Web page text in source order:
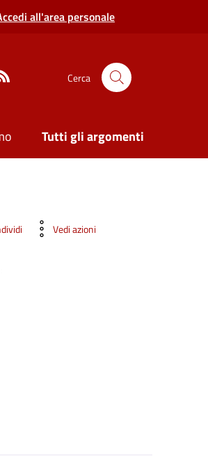
all'area personale
Cerca
Tutti gli argomenti
Vedi azioni